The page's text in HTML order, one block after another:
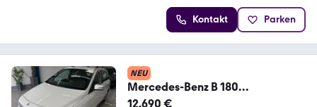
Kontakt Parken
NEU
Mercedes-Benz B 180
CDI*AUTOM*LED*TEMP*NAVI*SH
12.690 €